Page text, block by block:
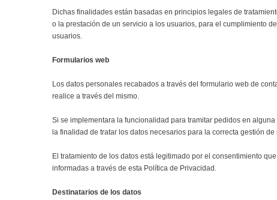
Dichas finalidades están basadas en principios legales de
o la prestación de un servicio a los usuarios, para el cumplimiento
usuarios.
Formularios web
Los datos personales recabados a través del formulario web de
realice a través del mismo.
Si se implementara la funcionalidad para tramitar pedidos en
la finalidad de tratar los datos necesarios para la correcta gestión de
El tratamiento de los datos está legitimado por el consentimiento
informadas a través de esta Política de Privacidad.
Destinatarios de los datos